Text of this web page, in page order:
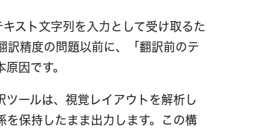
スト文字列を入力として受け取るた
訳精度の問題以前に、「翻訳前のテ
因です。
ールは、視覚レイアウトを解析し
を保持したまま出力します。この構